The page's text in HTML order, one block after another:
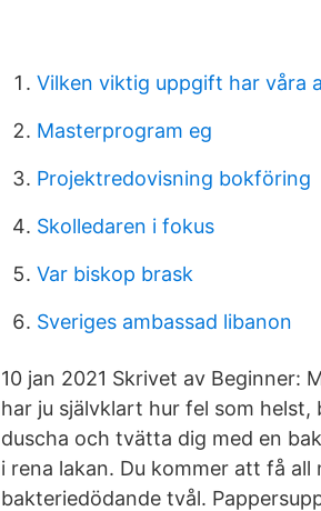
Vilken viktig uppgift har våra
Masterprogram eg
Projektredovisning bokföring
Skolledaren i fokus
Var biskop brask
Sveriges ambassad libanon
10 jan 2021 Skrivet av Beginner:
har ju självklart hur fel som
duscha och tvätta dig med en
i rena lakan. Du kommer att få
bakteriedödande tvål.